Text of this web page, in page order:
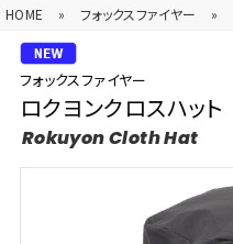
HOME » フォックスファイヤー »
フォックスファイヤー
ロクヨンクロスハット
Rokuyon Cloth Hat